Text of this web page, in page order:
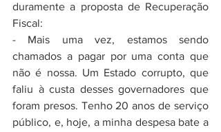
duramente a proposta de Recuperação
Fiscal:
- Mais uma vez, estamos sendo
chamados a pagar por uma conta que
não é nossa. Um Estado corrupto, que
faliu à custa desses governadores que
foram presos. Tenho 20 anos de serviço
público, e, hoje, a minha despesa bate a